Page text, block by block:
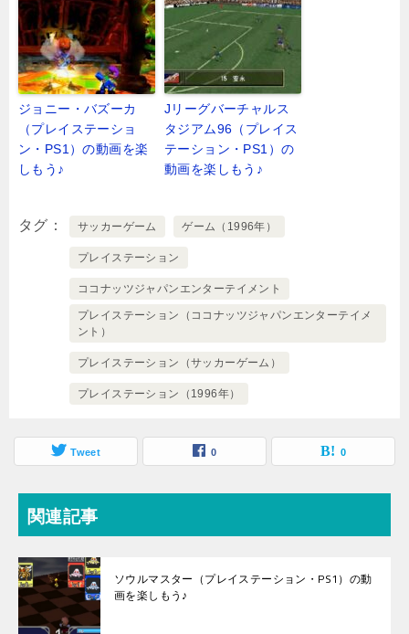
ジョニー・バズーカ
（プレイステーショ
ン・PS1）の動画を楽
しもう♪
Jリーグバーチャルス
タジアム96（プレイス
テーション・PS1）の
動画を楽しもう♪
タグ サッカーゲーム ゲーム（1996年）
プレイステーション
ココナッツジャパンエンターテイメント
プレイステーション（ココナッツジャパンエンターテイメ
ント）
プレイステーション（サッカーゲーム）
プレイステーション（1996年）
Tweet 0 0
関連記事
ソウルマスター（プレイステーション・PS1）の動
画を楽しもう♪